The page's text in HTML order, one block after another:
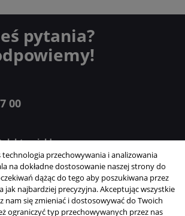
pytania?
00
SZ.ŻACZKIEWICZ; M.KARLIŃSKI
technologia przechowywania i analizowania
na dokładne dostosowanie naszej strony do
dążąc do tego aby poszukiwana przez
jak najbardziej precyzyjna. Akceptując wszystkie
nam się zmieniać i dostosowywać do Twoich
ograniczyć typ przechowywanych przez nas